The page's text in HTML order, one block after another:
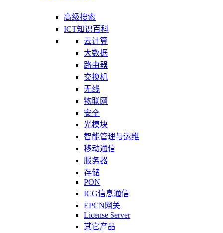
高级搜索
ICT知识百科
云计算
大数据
路由器
交换机
无线
物联网
安全
光模块
智能管理与运维
移动通信
服务器
存储
PON
ICG信息通信
EPCN网关
License Server
其它产品